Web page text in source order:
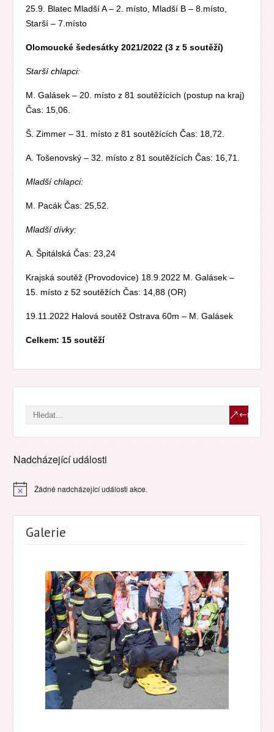
25.9. Blatec Mladší A – 2. místo, Mladší B – 8.místo,
Starší – 7.místo
Olomoucké šedesátky 2021/2022 (3 z 5 soutěží)
Starší chlapci:
M. Galásek – 20. místo z 81 soutěžících (postup na kraj)
Čas: 15,06.
Š. Zimmer – 31. místo z 81 soutěžících Čas: 18,72.
A. Tošenovský – 32. místo z 81 soutěžících Čas: 16,71.
Mladší chlapci:
M. Pacák Čas: 25,52.
Mladší dívky:
A. Špitálská Čas: 23,24
Krajská soutěž (Provodovice) 18.9.2022 M. Galásek –
15. místo z 52 soutěžích Čas: 14,88 (OR)
19.11.2022 Halová soutěž Ostrava 60m – M. Galásek
Celkem: 15 soutěží
Nadcházející události
NoticeŽádné nadcházející události akce.
Galerie